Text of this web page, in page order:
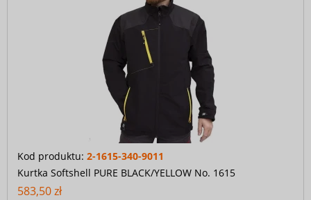
Kod produktu: 2-1615-340-9011
Kurtka Softshell PURE BLACK/YELLOW No. 1615
583,50 zł